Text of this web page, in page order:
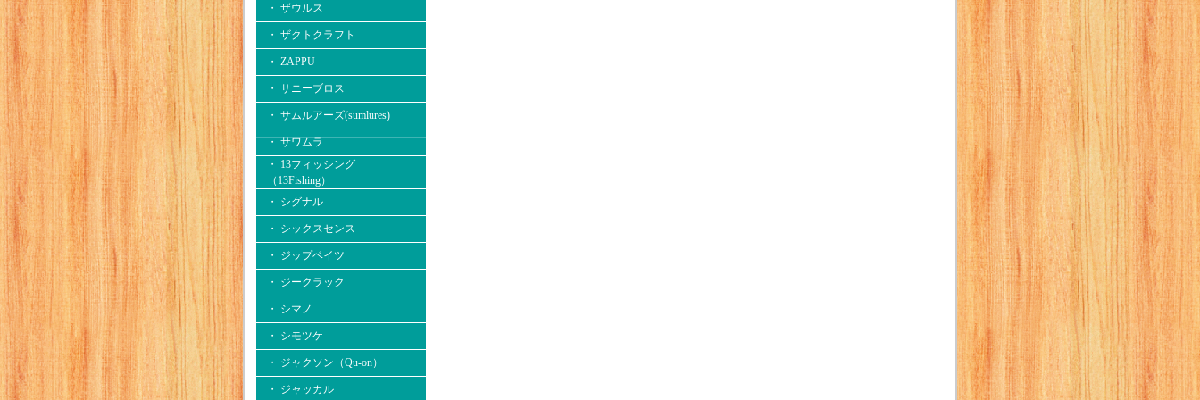
・ ザウルス
・ ザクトクラフト
・ ZAPPU
・ サニーブロス
・ サムルアーズ(sumlures)
・ サワムラ
・ 13フィッシング
（13Fishing）
・ シグナル
・ シックスセンス
・ ジップベイツ
・ ジークラック
・ シマノ
・ シモツケ
・ ジャクソン（Qu-on）
・ ジャッカル